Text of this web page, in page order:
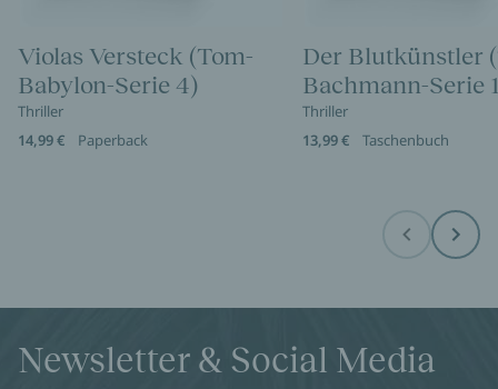
Violas Versteck (Tom-
Babylon-Serie 4)
Thriller
14,99 €
Paperback
Der Blutkünstler
Bachmann-Serie
Thriller
13,99 €
Taschenbuch
Before Next
Newsletter & Social Media